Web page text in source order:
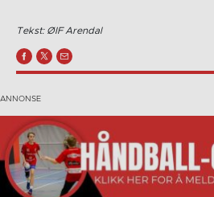
Tekst: ØIF Arendal